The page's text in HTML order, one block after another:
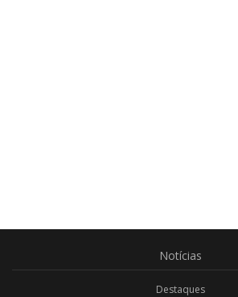
Notícias
Destaques